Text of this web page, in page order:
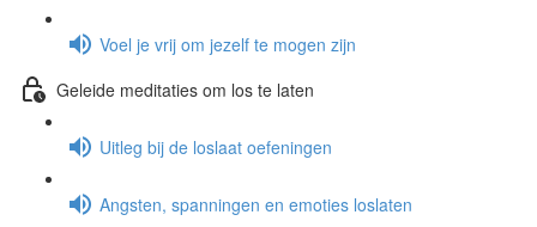
Voel je vrij om jezelf te mogen zijn
Geleide meditaties om los te laten
Uitleg bij de loslaat oefeningen
Angsten, spanningen en emoties loslaten